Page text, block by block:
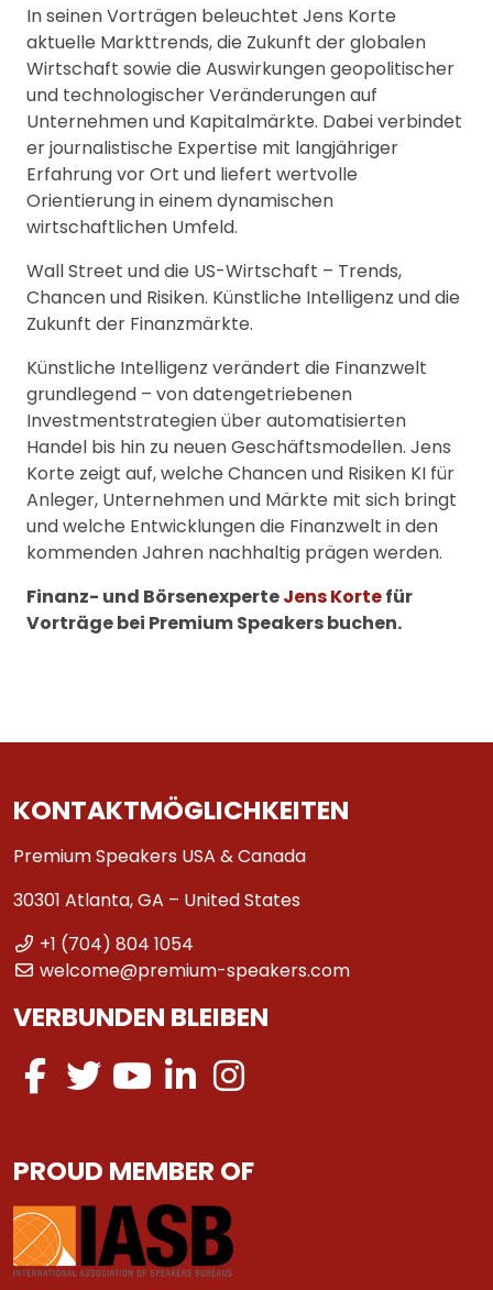
In seinen Vorträgen beleuchtet Jens Korte
aktuelle Markttrends, die Zukunft der globalen
Wirtschaft sowie die Auswirkungen geopolitischer
und technologischer Veränderungen auf
Unternehmen und Kapitalmärkte. Dabei verbindet
er journalistische Expertise mit langjähriger
Erfahrung vor Ort und liefert wertvolle
Orientierung in einem dynamischen
wirtschaftlichen Umfeld.
Wall Street und die US-Wirtschaft – Trends,
Chancen und Risiken. Künstliche Intelligenz und die
Zukunft der Finanzmärkte.
Künstliche Intelligenz verändert die Finanzwelt
grundlegend – von datengetriebenen
Investmentstrategien über automatisierten
Handel bis hin zu neuen Geschäftsmodellen. Jens
Korte zeigt auf, welche Chancen und Risiken KI für
Anleger, Unternehmen und Märkte mit sich bringt
und welche Entwicklungen die Finanzwelt in den
kommenden Jahren nachhaltig prägen werden.
Finanz- und BörsenexperteJens Kortefür
Vorträge bei Premium Speakers buchen.
KONTAKTMÖGLICHKEITEN
Premium Speakers USA & Canada
30301 Atlanta, GA – United States
+1 (704) 804 1054
welcome@premium-speakers.com
VERBUNDEN BLEIBEN
PROUD MEMBER OF